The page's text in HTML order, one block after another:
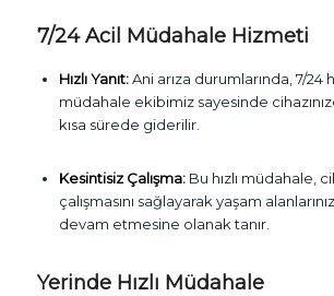
7/24 Acil Müdahale Hizmeti
Hızlı Yanıt:Ani arıza durumlarında, 7/24
müdahale ekibimiz sayesinde
kısa sürede giderilir.
Kesintisiz Çalışma:Bu hızlı müdahale,
çalışmasını sağlayarak yaşam
devam etmesine olanak tanır.
Yerinde Hızlı Müdahale